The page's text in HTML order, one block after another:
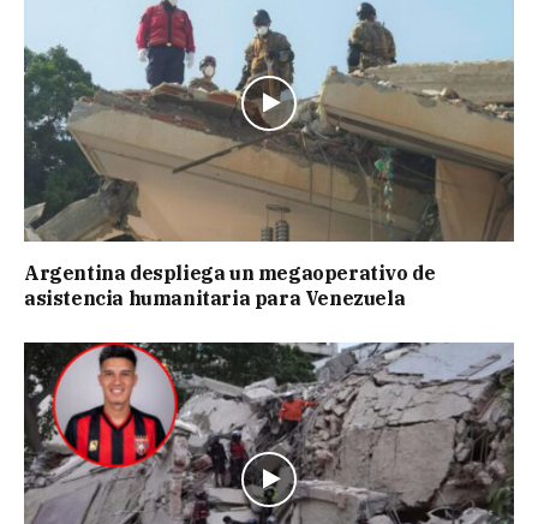
Argentina despliega un megaoperativo de
asistencia humanitaria para Venezuela